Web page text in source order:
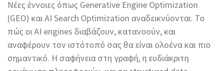
Νέες έννοιες όπως Generative Engine Optimization
(GEO) και AI Search Optimization αναδεικνύονται. Το
πώς οι AI engines διαβάζουν, κατανοούν, και
αναφέρουν τον ιστότοπό σας θα είναι ολοένα και πιο
σημαντικό. Η σαφήνεια στη γραφή, η ευδιάκριτη